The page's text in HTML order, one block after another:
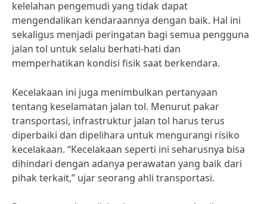
kelelahan pengemudi yang tidak dapat
mengendalikan kendaraannya dengan baik. Hal ini
sekaligus menjadi peringatan bagi semua pengguna
jalan tol untuk selalu berhati-hati dan
memperhatikan kondisi fisik saat berkendara.
Kecelakaan ini juga menimbulkan pertanyaan
tentang keselamatan jalan tol. Menurut pakar
transportasi, infrastruktur jalan tol harus terus
diperbaiki dan dipelihara untuk mengurangi risiko
kecelakaan. “Kecelakaan seperti ini seharusnya bisa
dihindari dengan adanya perawatan yang baik dari
pihak terkait,” ujar seorang ahli transportasi.